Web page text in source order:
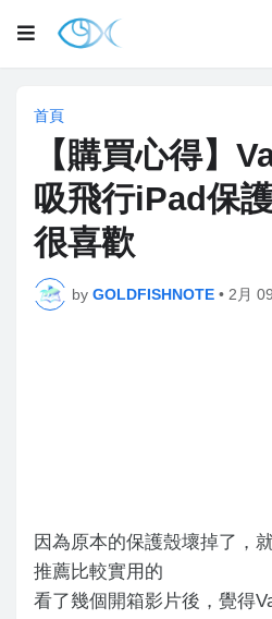
首頁
【購買心得】
吸飛行iPad保
很喜歡
by GOLDFISHNOTE • 2月
因為原本的保護殼壞掉了，
推薦比較實用的
看了幾個開箱影片後，覺得